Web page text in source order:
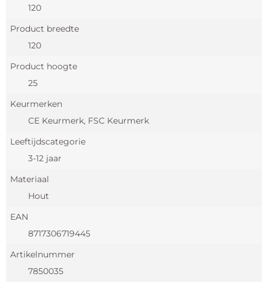
120
Product breedte
120
Product hoogte
25
Keurmerken
CE Keurmerk, FSC Keurmerk
Leeftijdscategorie
3-12 jaar
Materiaal
Hout
EAN
8717306719445
Artikelnummer
7850035